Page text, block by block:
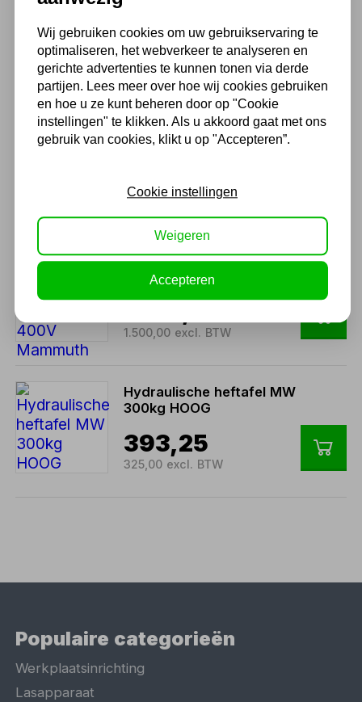
877,25
725,00 excl. BTW
Motorheftafel FALCO
professioneel 1000kg
elektrisch
1.893,65
1.565,00 excl. BTW
Elektrische Heftafel 2000KG
400V Mammuth
1.500,00 excl. BTW
Hydraulische heftafel MW
300kg HOOG
393,25
325,00 excl. BTW
Populaire categorieën
Werkplaatsinrichting
Lasapparaat
Wij gebruiken cookies om uw gebruikservaring te
optimaliseren, het webverkeer te analyseren en
gerichte advertenties te kunnen tonen via derde
partijen. Lees meer over hoe wij cookies gebruiken
en hoe u ze kunt beheren door op "Cookie
instellingen" te klikken. Als u akkoord gaat met ons
gebruik van cookies, klikt u op "Accepteren”.
Cookie instellingen
Weigeren
Accepteren